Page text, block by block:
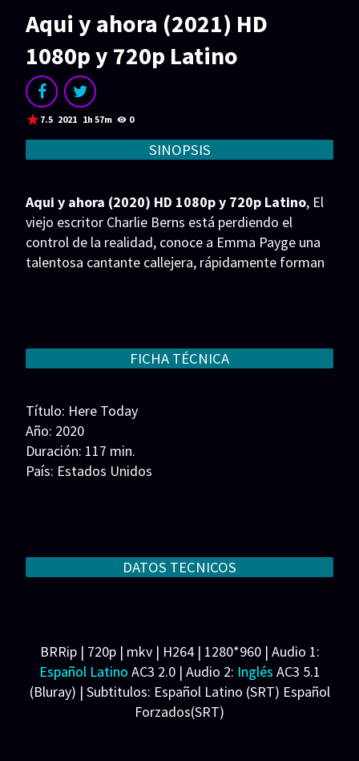
Acción Animación
Aventura Ciencia ficción
Comedia
Terror
Familia Suspenso
Bélico Thriller
Biográfico Musical
Series 720p 2160p 4K SDR
¿COMO DESCARGAR?
TIPOS DE CALIDADES
Aqui y ahora (2021) HD
1080p y 720p Latino
7.5 2021 1h 57m 0
SINOPSIS
Aqui y ahora (2020) HD 1080p y 720p Latino, El
viejo escritor Charlie Berns está perdiendo el
control de la realidad, conoce a Emma Payge una
talentosa cantante callejera, rápidamente forman
FICHA TÉCNICA
Título: Here Today
Año: 2020
Duración: 117 min.
País: Estados Unidos
Badgley, Laura Benanti, Louisa Krause, Anna
Andy Grotelueschen, Grayson Eddey, Chris Cafero,
Brandon Uranowitz, Tony Naumovski, Rebecca
Merle, Gianmarco Soresi, Steven Castillo, Audrey
Hsieh, Josh Lamon, Zuhdi Boueri, Cindy Motz, Anne
DATOS TECNICOS
BRRip | 720p | mkv | H264 | 1280*960 | Audio 1:
Español Latino AC3 2.0 | Audio 2: Inglés AC3 5.1
(Bluray) | Subtitulos: Español Latino (SRT) Español
Forzados(SRT)